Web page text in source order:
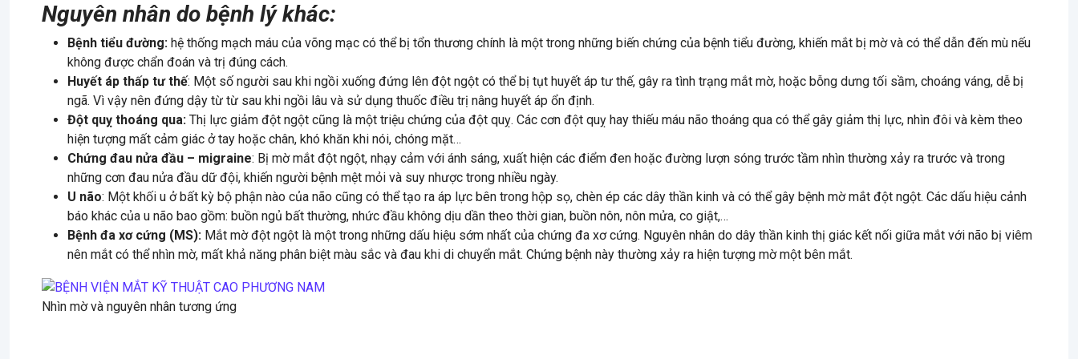
Nguyên nhân do bệnh lý khác:
Bệnh tiểu đường: hệ thống mạch máu của võng mạc có thể bị tổn thương chính là một trong những biến chứng của bệnh tiểu đường, khiến mắt bị mờ và có thể dẫn đến mù nếu
không được chẩn đoán và trị đúng cách.
Huyết áp thấp tư thế: Một số người sau khi ngồi xuống đứng lên đột ngột có thể bị tụt huyết áp tư thế, gây ra tình trạng mắt mờ, hoặc bỗng dưng tối sầm, choáng váng, dễ bị
ngã. Vì vậy nên đứng dậy từ từ sau khi ngồi lâu và sử dụng thuốc điều trị nâng huyết áp ổn định.
Đột quỵ thoáng qua: Thị lực giảm đột ngột cũng là một triệu chứng của đột quỵ. Các cơn đột quỵ hay thiếu máu não thoáng qua có thể gây giảm thị lực, nhìn đôi và kèm theo
hiện tượng mất cảm giác ở tay hoặc chân, khó khăn khi nói, chóng mặt…
Chứng đau nửa đầu – migraine: Bị mờ mắt đột ngột, nhạy cảm với ánh sáng, xuất hiện các điểm đen hoặc đường lượn sóng trước tầm nhìn thường xảy ra trước và trong
những cơn đau nửa đầu dữ đội, khiến người bệnh mệt mỏi và suy nhược trong nhiều ngày.
U não: Một khối u ở bất kỳ bộ phận nào của não cũng có thể tạo ra áp lực bên trong hộp sọ, chèn ép các dây thần kinh và có thể gây bệnh mờ mắt đột ngột. Các dấu hiệu cảnh
báo khác của u não bao gồm: buồn ngủ bất thường, nhức đầu không dịu dần theo thời gian, buồn nôn, nôn mửa, co giật,…
Bệnh đa xơ cứng (MS): Mắt mờ đột ngột là một trong những dấu hiệu sớm nhất của chứng đa xơ cứng. Nguyên nhân do dây thần kinh thị giác kết nối giữa mắt với não bị viêm
nên mắt có thể nhìn mờ, mất khả năng phân biệt màu sắc và đau khi di chuyển mắt. Chứng bệnh này thường xảy ra hiện tượng mờ một bên mắt.
Nhìn mờ và nguyên nhân tương ứng